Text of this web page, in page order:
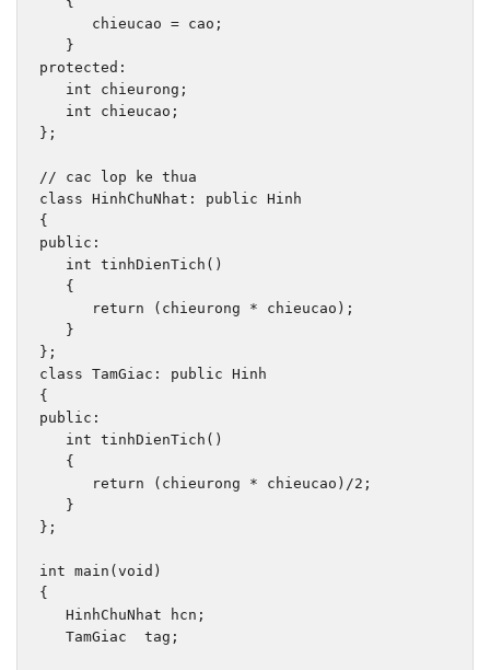
      chieucao
= cao ;
}
protected :
int chieurong ;
int chieucao ;
};
// cac lop ke thua
class HinhChuNhat : public Hinh
{
public :
int tinhDienTich ()
{
return
( chieurong * chieucao );
}
};
class TamGiac : public Hinh
{
public :
int tinhDienTich ()
{
return
( chieurong * chieucao )/2 ;
}
};
int main (void )
{
HinhChuNhat hcn ;
TamGiac
  tag
;